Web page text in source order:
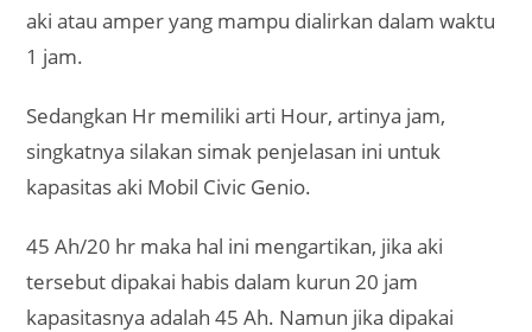
aki atau amper yang mampu dialirkan dalam waktu
1 jam.
Sedangkan Hr memiliki arti Hour, artinya jam,
singkatnya silakan simak penjelasan ini untuk
kapasitas aki Mobil Civic Genio.
45 Ah/20 hr maka hal ini mengartikan, jika aki
tersebut dipakai habis dalam kurun 20 jam
kapasitasnya adalah 45 Ah. Namun jika dipakai